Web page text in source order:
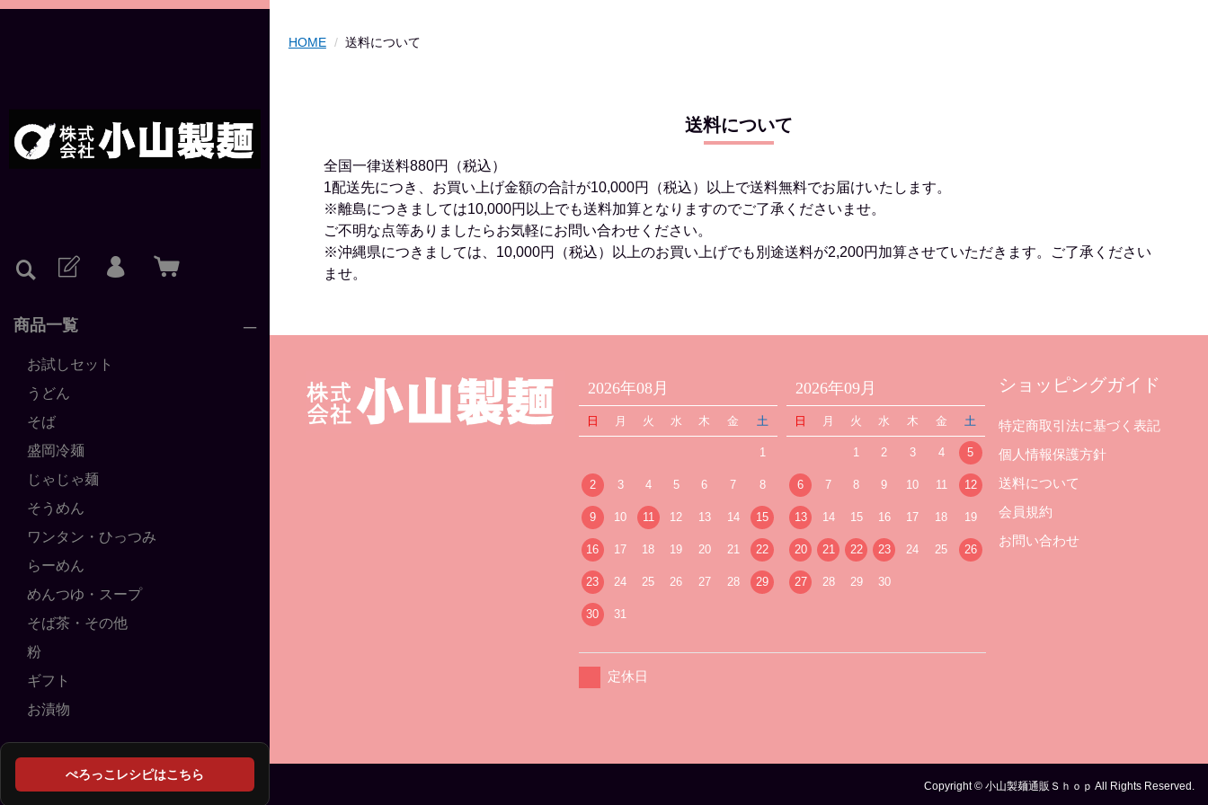
商品一覧
お試しセット
うどん
そば
盛岡冷麺
じゃじゃ麺
そうめん
ワンタン・ひっつみ
らーめん
めんつゆ・スープ
そば茶・その他
粉
ギフト
お漬物
ぺろっこレシピはこちら
HOME 送料について
送料について
全国一律送料880円（税込）
1配送先につき、お買い上げ金額の合計が10,000円（税込）以上で送料無料でお届けいたします。
※離島につきましては10,000円以上でも送料加算となりますのでご了承くださいませ。
ご不明な点等ありましたらお気軽にお問い合わせください。
※沖縄県につきましては、10,000円（税込）以上のお買い上げでも別途送料が2,200円加算させていただきます。ご了承ください
ませ。
2026年08月
日 月 火 水 木 金 土
1
2 3 4 5 6 7 8
9 10 11 12 13 14 15
16 17 18 19 20 21 22
23 24 25 26 27 28 29
30 31
2026年09月
日 月 火 水 木 金 土
1 2 3 4 5
6 7 8 9 10 11 12
13 14 15 16 17 18 19
20 21 22 23 24 25 26
27 28 29 30
定休日
ショッピングガイド
特定商取引法に基づく表記
個人情報保護方針
送料について
会員規約
お問い合わせ
Copyright © 小山製麺通販Ｓｈｏｐ All Rights Reserved.